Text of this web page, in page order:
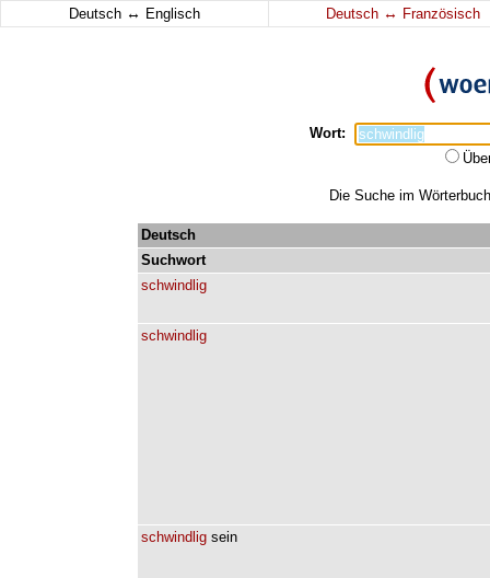
Deutsch ↔ Englisch Deutsch ↔ Französisch
Wort:
Die Suche im
Deutsch
Suchwort
schwindlig
schwindlig
schwindlig sein